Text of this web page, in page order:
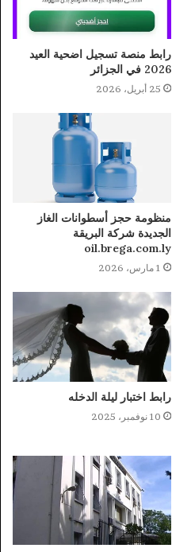
رابط منصة تسجيل اضحية العيد
2026 في الجزائر
25 أبريل، 2026
منظومة حجز أسطوانات الغاز
الجديدة شركة البريقة
oil.brega.com.ly
1 مارس، 2026
رابط اختبار ليلة الدخله
10 نوفمبر، 2025